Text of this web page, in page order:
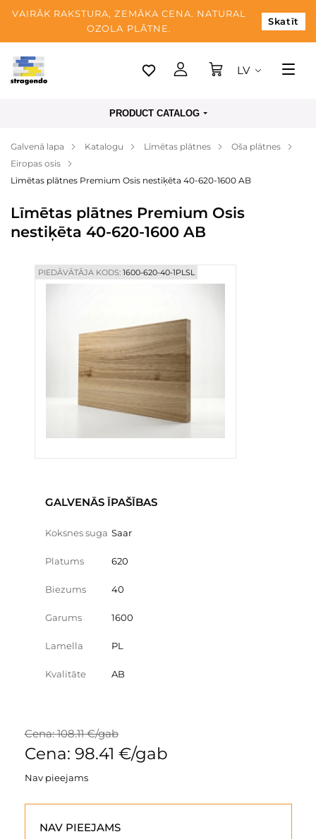
VAIRĀK RAKSTURA, ZEMĀKA CENA. NATURAL
OZOLA PLĀTNE.
Skatīt
Tallina
Apmaksa
Par mums
Blogs
Kontaktinformācija
LV
PRODUCT CATALOG
Galvenā lapa Katalogu Līmētas plātnes
Oša plātnes
Eiropas osis
Līmētas plātnes Premium Osis nestiķēta 40-620-1600 AB
Līmētas plātnes Premium Osis
nestiķēta 40-620-1600 AB
PIEDĀVĀTĀJA KODS:1600-620-40-1PLSL
GALVENĀS ĪPAŠĪBAS
Koksnes suga Saar
Platums 620
Biezums 40
Garums 1600
Lamella PL
Kvalitāte AB
Cena: 108.11 €/gab
Cena: 98.41 €/gab
Nav pieejams
NAV PIEEJAMS